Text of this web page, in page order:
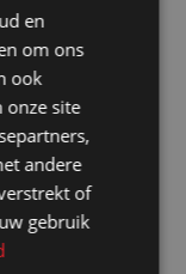
CBX
en
om ons
ook
site
andere
of
gebruik